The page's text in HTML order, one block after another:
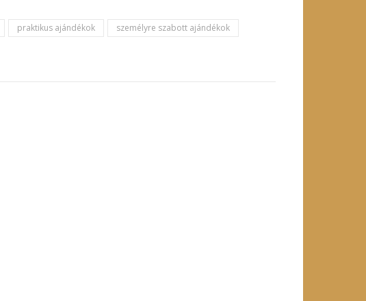
praktikus ajándékok
személyre szabott ajándékok